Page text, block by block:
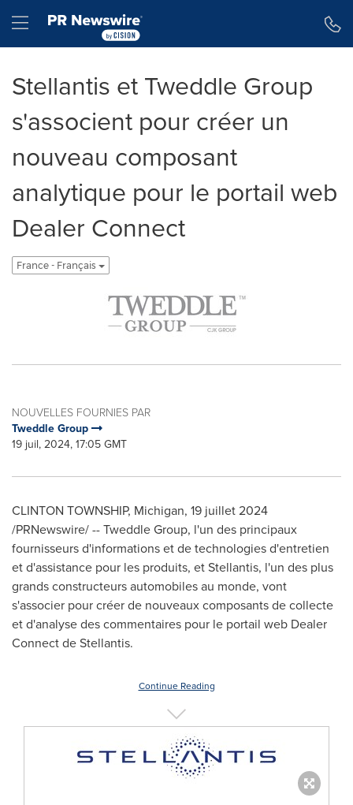
Hamburger menu
Stellantis et Tweddle Group
s'associent pour créer un
nouveau composant
analytique pour le portail web
Dealer Connect
France - Français
NOUVELLES FOURNIES PAR
Tweddle Group
19 juil, 2024, 17:05 GMT
CLINTON TOWNSHIP, Michigan, 19 juillet 2024
/PRNewswire/ -- Tweddle Group, l'un des principaux
fournisseurs d'informations et de technologies d'entretien
et d'assistance pour les produits, et Stellantis, l'un des plus
grands constructeurs automobiles au monde, vont
s'associer pour créer de nouveaux composants de collecte
et d'analyse des commentaires pour le portail web Dealer
Connect de Stellantis.
Continue Reading